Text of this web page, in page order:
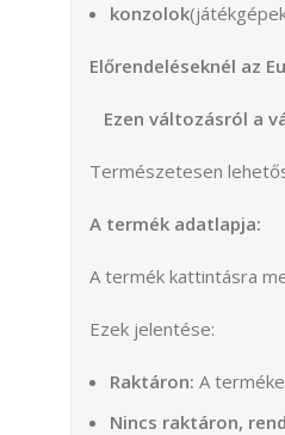
konzolok
Előrendeléseknél az
Ezen változásról a
Természetesen
A termék adatlapja:
A termék kattintásra
Ezek jelentése:
Raktáron: A
Nincs raktáron,